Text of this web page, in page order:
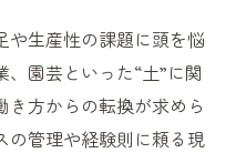
や生産性の課題に頭を悩
園芸といった“土”に関
方からの転換が求めら
の管理や経験則に頼る現